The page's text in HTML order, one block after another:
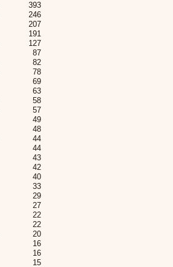
393
246
207
191
127
87
82
78
69
63
58
57
49
48
44
44
43
42
40
33
29
27
22
22
20
16
16
15